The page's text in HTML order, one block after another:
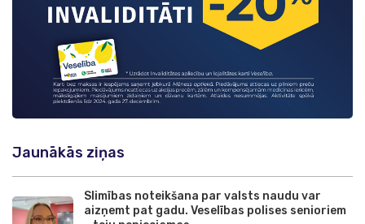
Jaunākās ziņas
Slimības noteikšana par valsts naudu var
aizņemt pat gadu. Veselības polises senioriem